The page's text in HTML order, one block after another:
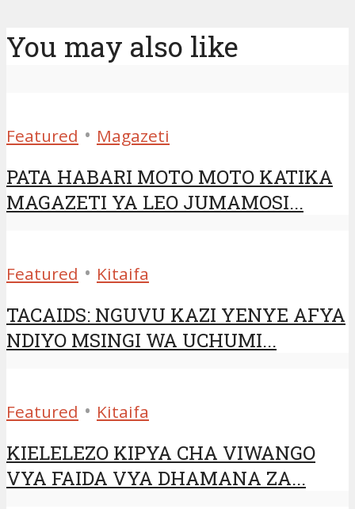
You may also like
Featured • Magazeti
PATA HABARI MOTO MOTO KATIKA
MAGAZETI YA LEO JUMAMOSI...
Featured • Kitaifa
TACAIDS: NGUVU KAZI YENYE AFYA
NDIYO MSINGI WA UCHUMI...
Featured • Kitaifa
KIELELEZO KIPYA CHA VIWANGO
VYA FAIDA VYA DHAMANA ZA...